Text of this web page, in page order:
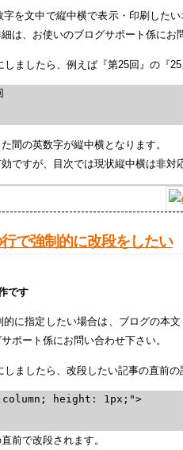
を文中で縦中横で表示・印刷した
は、お使いのブログサポート係にお
ましたら、例えば『第25回』の『
間の英数字が縦中横となります。
ですが、目次では現状縦中横は非対
で強制的に改段をしたい
です
に指定したい場合は、ブログの本
ポート係にお問い合わせ下さい。
ましたら、改段したい記事の直前の
height: 1px;">
前で改段されます。